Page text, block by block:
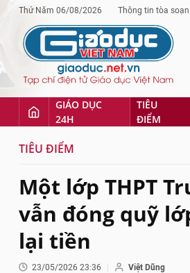
Thứ Năm 06/08/2026 Thông tin tòa soạn
GIÁO DỤC
24H
TIÊU
ĐIỂM
TIÊU ĐIỂM
Một lớp THPT
vẫn đóng quỹ
lại tiền
23/05/2026 23:36 Việt Dũng